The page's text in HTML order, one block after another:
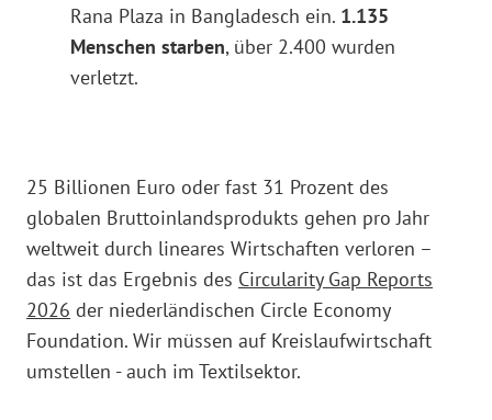
Rana Plaza in Bangladesch ein. 1.135
Menschen starben, über 2.400 wurden
verletzt.
25 Billionen Euro oder fast 31 Prozent des
globalen Bruttoinlandsprodukts gehen pro Jahr
weltweit durch lineares Wirtschaften verloren –
das ist das Ergebnis des Circularity Gap Reports
2026 der niederländischen Circle Economy
Foundation. Wir müssen auf Kreislaufwirtschaft
umstellen - auch im Textilsektor.